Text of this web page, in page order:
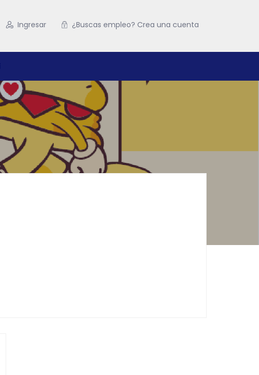
Ingresar ¿Buscas empleo? Crea una cuenta